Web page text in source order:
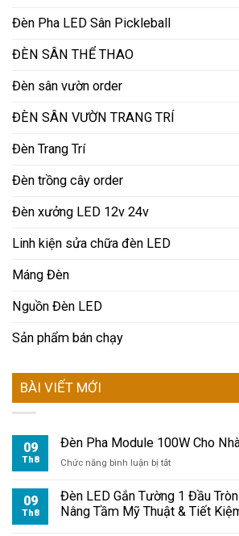
Đèn Pha LED Sân Pickleball
ĐÈN SÂN THỂ THAO
Đèn sân vườn order
ĐÈN SÂN VƯỜN TRANG TRÍ
Đèn Trang Trí
Đèn trồng cây order
Đèn xưởng LED 12v 24v
Linh kiện sửa chữa đèn LED
Máng Đèn
Nguồn Đèn LED
Sản phẩm bán chạy
BÀI VIẾT MỚI
09
Th8
Đèn Pha Module 100W Cho
Chức năng bình luận bị tắtở
Pha
Module
09
Th8
Đèn LED Gắn Tường 1 Đầu
Nâng Tầm Mỹ Thuật & Tiết